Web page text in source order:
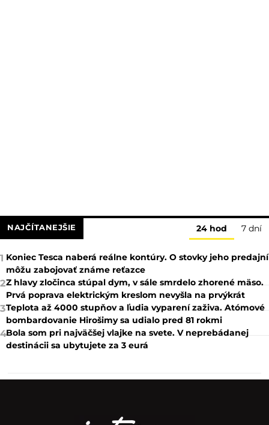
NAJČÍTANEJŠIE 24 hod 7 dní
1 Koniec Tesca naberá reálne kontúry. O stovky jeho predajní
môžu zabojovať známe reťazce
2Z hlavy zločinca stúpal dym, v sále smrdelo zhorené mäso.
Prvá poprava elektrickým kreslom nevyšla na prvýkrát
3Teplota až 4000 stupňov a ľudia vyparení zaživa. Atómové
bombardovanie Hirošimy sa udialo pred 81 rokmi
4Bola som pri najväčšej vlajke na svete. V neprebádanej
destinácii sa ubytujete za 3 eurá